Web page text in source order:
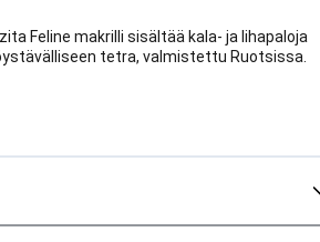
Feline makrilli sisältää kala- ja lihapaloja
tetra, valmistettu Ruotsissa.